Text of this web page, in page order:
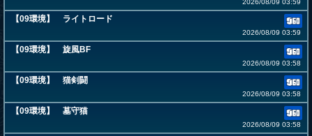
2026/08/09 03:59
【09環境】 ライトロード
2026/08/09 03:59
【09環境】 旋風BF
2026/08/09 03:58
【09環境】 猫剣闘
2026/08/09 03:58
【09環境】 墓守猫
2026/08/09 03:58